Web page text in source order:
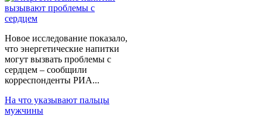
Новое исследование показало,
что энергетические напитки
могут вызвать проблемы с
сердцем – сообщили
корреспонденты РИА...
На что указывают пальцы
мужчины